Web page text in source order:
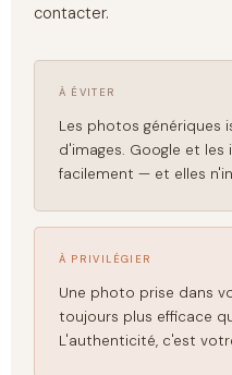
contacter.
À ÉVITER
Les photos génériques
d'images. Google et
facilement — et elles
À PRIVILÉGIER
Une photo prise dans
toujours plus efficace
L'authenticité, c'est